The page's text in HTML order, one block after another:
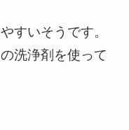
すいそうです。
洗浄剤を使って